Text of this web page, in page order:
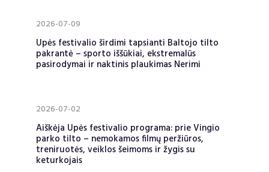
2026-07-09
Upės festivalio širdimi tapsianti Baltojo tilto
pakrantė – sporto iššūkiai, ekstremalūs
pasirodymai ir naktinis plaukimas Nerimi
2026-07-02
Aiškėja Upės festivalio programa: prie Vingio
parko tilto – nemokamos filmų peržiūros,
treniruotės, veiklos šeimoms ir žygis su
keturkojais